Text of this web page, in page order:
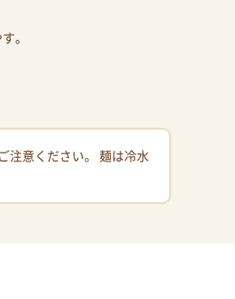
。
注意ください。 麺は冷水